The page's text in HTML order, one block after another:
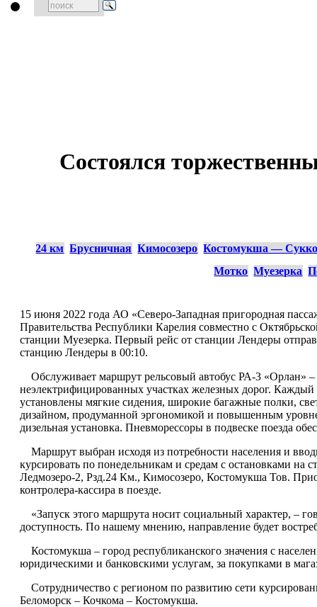
Состоялся
24 км Брусничная Кимосозеро Костомукша —
Мотко Муезерка
15 июня 2022 года АО «Северо-Западная пригородная
Правительства Республики Карелия совместно с
станции Муезерка. Первый рейс от станции Лендеры
станцию Лендеры в 00:10.
Обслуживает маршрут рельсовый автобус РА-3 «Орлан» –
неэлектрифицированных участках железных дорог. Каждый
установлены мягкие сидения, широкие багажные полки,
дизайном, продуманной эргономикой и повышенным
дизельная установка. Пневморессоры в подвеске поезда
Маршрут выбран исходя из потребности населения и
курсировать по понедельникам и средам с остановками
Ледмозеро-2, Рзд.24 Км., Кимосозеро, Костомукша Тов.
контролера-кассира в поезде.
«Запуск этого маршрута носит социальный характер, –
доступность. По нашему мнению, направление будет
Костомукша – город республиканского значения с
юридическими и банковскими услугам, за покупками в
Сотрудничество с регионом по развитию сети
Беломорск – Кочкома – Костомукша.